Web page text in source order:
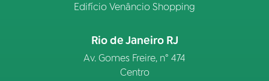
Edifício Venâncio Shopping
Rio de Janeiro RJ
Av. Gomes Freire, n° 474
Centro